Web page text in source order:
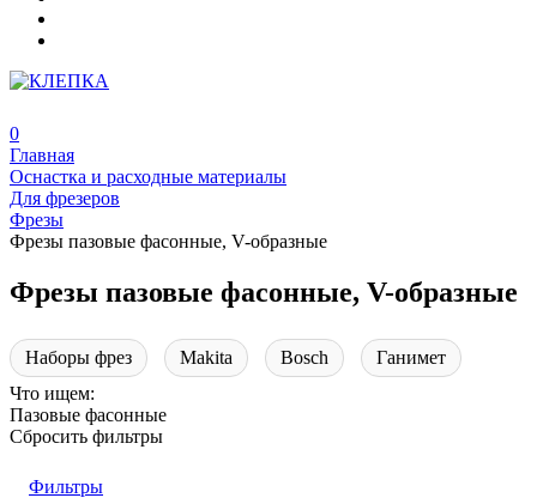
0
Главная
Оснастка и расходные материалы
Для фрезеров
Фрезы
Фрезы пазовые фасонные, V-образные
Фрезы пазовые фасонные, V-образные
Наборы фрез Makita Bosch
Ганимет
Что ищем:
Пазовые фасонные
Сбросить фильтры
Фильтры